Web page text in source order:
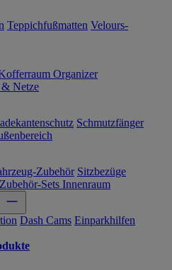
Teppichfußmatten Velours-
Organizer
& Netze
Schmutzfänger
Zubehör Sitzbezüge
Zubehör-Sets Innenraum
Dash Cams Einparkhilfen